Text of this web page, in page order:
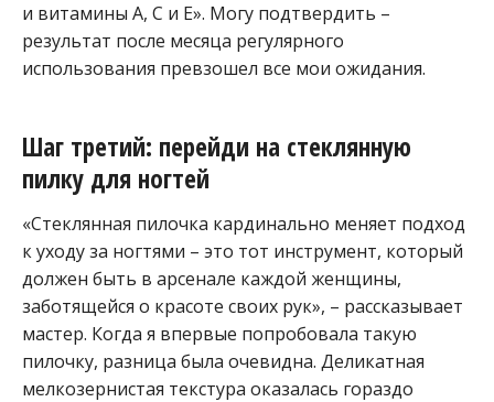
и витамины A, C и E». Могу подтвердить –
результат после месяца регулярного
использования превзошел все мои ожидания.
Шаг третий: перейди на стеклянную
пилку для ногтей
«Стеклянная пилочка кардинально меняет подход
к уходу за ногтями – это тот инструмент, который
должен быть в арсенале каждой женщины,
заботящейся о красоте своих рук», – рассказывает
мастер. Когда я впервые попробовала такую
пилочку, разница была очевидна. Деликатная
мелкозернистая текстура оказалась гораздо